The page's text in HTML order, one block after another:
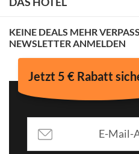
KEINE DEALS MEHR
NEWSLETTER ANMELDEN
Jetzt 5 € Rabatt